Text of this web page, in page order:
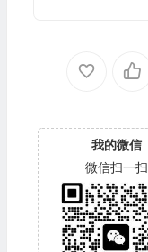
我的微信
微信扫一扫